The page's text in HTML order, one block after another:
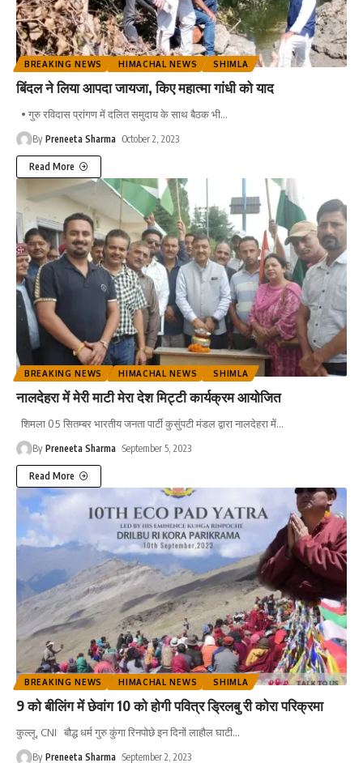
BREAKING NEWS HIMACHAL NEWS SHIMLA
बिंदल ने लिया आपदा जायजा, किए महात्मा गांधी को याद
• गुरु रविदास प्रांगण में दलित समुदाय के साथ बैठक भी…
By Preneeta Sharma October 2, 2023
Read More
BREAKING NEWS HIMACHAL NEWS SHIMLA
नालदेहरा में मेरी माटी मेरा देश मिट्टी कार्यक्रम आयोजित
शिमला 05 सितम्बर भारतीय जनता पार्टी कुसुंपटी मंडल द्वारा नालदेहरा में…
By Preneeta Sharma September 5, 2023
Read More
BREAKING NEWS HIMACHAL NEWS SHIMLA
9 को बीलिंग में छेवांग 10 को होगी पवित्र ड्रिलबु री कोरा परिक्रमा
कुल्लू, CNI बौद्ध धर्म गुरु कुंगा रिनपोछे इन दिनों लाहौल घाटी…
By Preneeta Sharma September 2, 2023